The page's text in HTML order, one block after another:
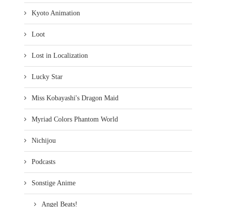
Kyoto Animation
Loot
Lost in Localization
Lucky Star
Miss Kobayashi's Dragon Maid
Myriad Colors Phantom World
Nichijou
Podcasts
Sonstige Anime
Angel Beats!